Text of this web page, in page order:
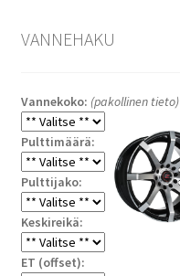
VANNEHAKU
Vannekoko: (pakollinen tieto)
Pulttimäärä:
Pulttijako:
Keskireikä:
ET (offset):